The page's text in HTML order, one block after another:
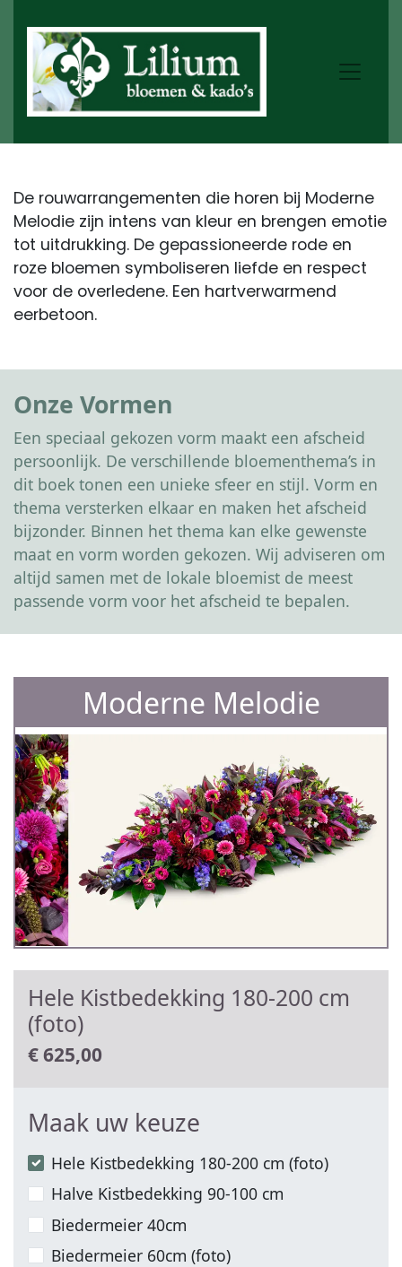
De rouwarrangementen die horen bij Moderne
Melodie zijn intens van kleur en brengen emotie
tot uitdrukking. De gepassioneerde rode en
roze bloemen symboliseren liefde en respect
voor de overledene. Een hartverwarmend
eerbetoon.
Onze Vormen
Een speciaal gekozen vorm maakt een afscheid
persoonlijk. De verschillende bloementhema’s in
dit boek tonen een unieke sfeer en stijl. Vorm en
thema versterken elkaar en maken het afscheid
bijzonder. Binnen het thema kan elke gewenste
maat en vorm worden gekozen. Wij adviseren om
altijd samen met de lokale bloemist de meest
passende vorm voor het afscheid te bepalen.
Moderne Melodie
Hele Kistbedekking 180-200 cm
(foto)
€625,00
Maak uw keuze
Hele Kistbedekking 180-200 cm (foto)
Halve Kistbedekking 90-100 cm
Biedermeier 40cm
Biedermeier 60cm (foto)